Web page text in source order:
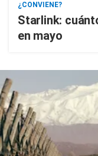
¿CONVIENE?
Starlink:
en mayo